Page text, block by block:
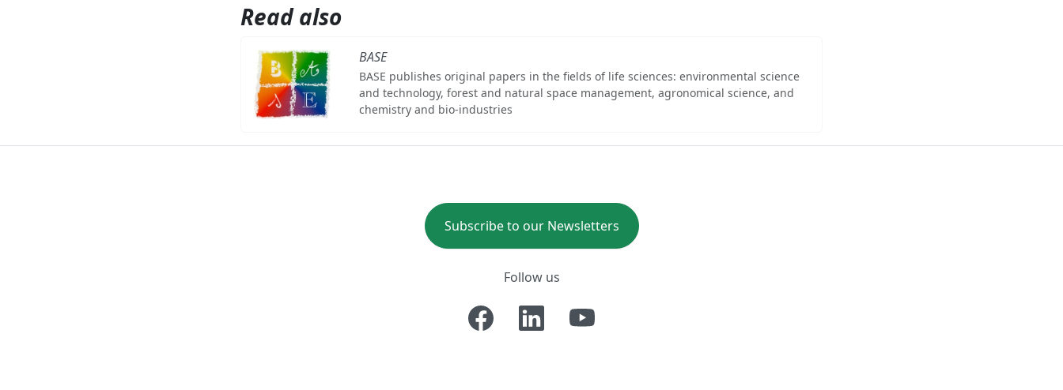
Read also
BASE
BASE publishes original papers in the fields of life sciences: environmental science
and technology, forest and natural space management, agronomical science, and
chemistry and bio-industries
Subscribe to our Newsletters
Follow us